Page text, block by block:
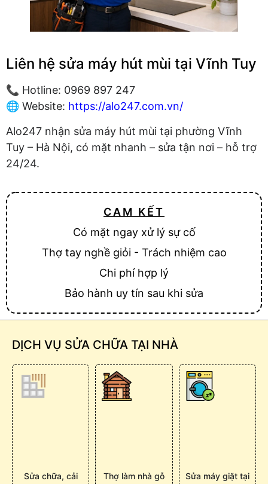
Liên hệ sửa máy hút mùi tại Vĩnh Tuy
📞 Hotline: 0969 897 247
🌐 Website: https://alo247.com.vn/
Alo247 nhận sửa máy hút mùi tại phường Vĩnh
Tuy – Hà Nội, có mặt nhanh – sửa tận nơi – hỗ trợ
24/24.
CAM KẾT
Có mặt ngay xử lý sự cố
Thợ tay nghề giỏi - Trách nhiệm cao
Chi phí hợp lý
Bảo hành uy tín sau khi sửa
DỊCH VỤ SỬA CHỮA TẠI NHÀ
Sửa chữa, cải
Thợ làm nhà gỗ
Sửa máy giặt tại